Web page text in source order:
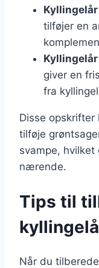
tilføjer en
giver en
fra
Disse
tilføje
svampe,
nærende.
Tips til
Når du